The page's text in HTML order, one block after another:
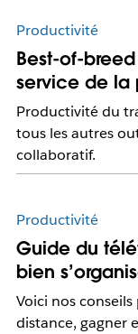
Productivité
Best-of-
service de la
Productivité du
tous les autres
collaboratif.
Productivité
Guide du
bien
Voici nos
distance, gagner